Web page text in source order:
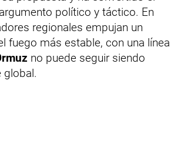
argumento político y táctico. En
regionales empujan un
fuego más estable, con una línea
no puede seguir siendo
global.